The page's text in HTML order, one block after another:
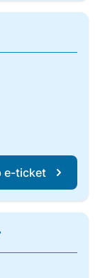
e-ticket